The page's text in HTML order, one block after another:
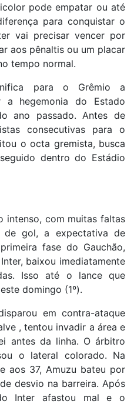
pode empatar ou até
para conquistar o
vai precisar vencer por
aos pênaltis ou um placar
tempo normal.
para o Grêmio a
a hegemonia do Estado
ano passado. Antes de
consecutivas para o
o octa gremista, busca
dentro do Estádio
intenso, com muitas faltas
de gol, a expectativa de
fase do Gauchão,
baixou imediatamente
Isso até o lance que
domingo (1º).
em contra-ataque
, tentou invadir a área e
antes da linha. O árbitro
o lateral colorado. Na
aos 37, Amuzu bateu por
desvio na barreira. Após
Inter afastou mal e o